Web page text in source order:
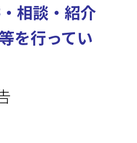
相談・紹介
を行ってい